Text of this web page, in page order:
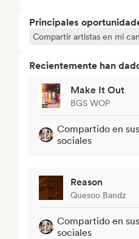
Principales
Compartir artistas en mi
Recientemente han
Make It Out
BGS WOP
Compartido en
sociales
Reason
Quesoo Bandz
Compartido en
sociales